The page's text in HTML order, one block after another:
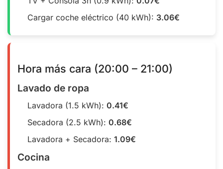
Cargar coche eléctrico (40 kWh): 3.06€
Hora más cara (20:00 – 21:00)
Lavado de ropa
Lavadora (1.5 kWh): 0.41€
Secadora (2.5 kWh): 0.68€
Lavadora + Secadora: 1.09€
Cocina